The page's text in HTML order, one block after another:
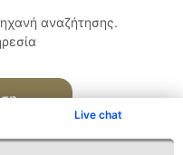
Live chat
αναζήτησης.